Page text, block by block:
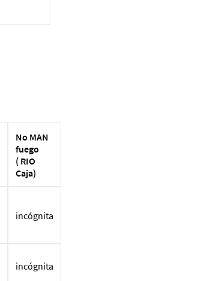
No MAN
fuego
( RIO
Caja)
incógnita
incógnita